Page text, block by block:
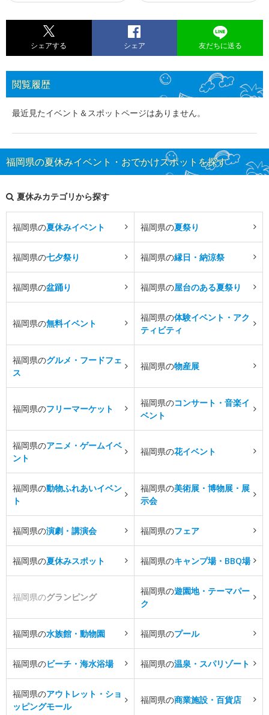
シェアする シェア 友だちに送る
閲覧履歴
最近見たイベント＆スポットページはありません。
福岡県の夏休みイベント・おでかけスポットを探す
夏休みカテゴリから探す
福岡県の夏休みイベント 福岡県の夏祭り
福岡県の七夕祭り 福岡県の縁日・納涼祭
福岡県の盆踊り 福岡県の屋台のある夏祭り
福岡県の無料イベント
福岡県の体験イベント・アク
ティビティ
福岡県のグルメ・フードフェ
ス
福岡県の物産展
福岡県のフリーマーケット
福岡県のコンサート・音楽イ
ベント
福岡県のアニメ・ゲームイベ
ント
福岡県の花イベント
福岡県の動物ふれあいイベン
ト
福岡県の美術展・博物展・展
示会
福岡県の演劇・講演会 福岡県のフェア
福岡県の夏休みスポット 福岡県のキャンプ場・BBQ場
福岡県のグランピング
福岡県の遊園地・テーマパー
ク
福岡県の水族館・動物園 福岡県のプール
福岡県のビーチ・海水浴場 福岡県の温泉・スパリゾート
福岡県のアウトレット・ショ
ッピングモール
福岡県の商業施設・百貨店